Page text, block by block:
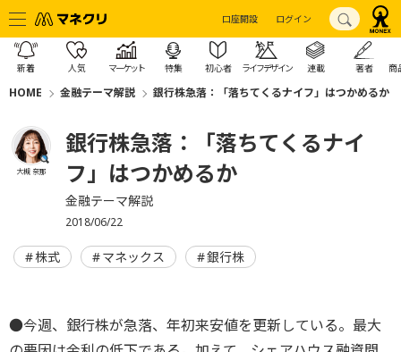
口座開設 ログイン
新着 人気 マーケット 特集 初心者 ライフデザイン 連載 著者 商
HOME 金融テーマ解説 銀行株急落：「落ちてくるナイフ」はつかめるか
大槻 奈那
銀行株急落：「落ちてくるナイ
フ」はつかめるか
金融テーマ解説
2018/06/22
株式 マネックス 銀行株
●今週、銀行株が急落、年初来安値を更新している。最大